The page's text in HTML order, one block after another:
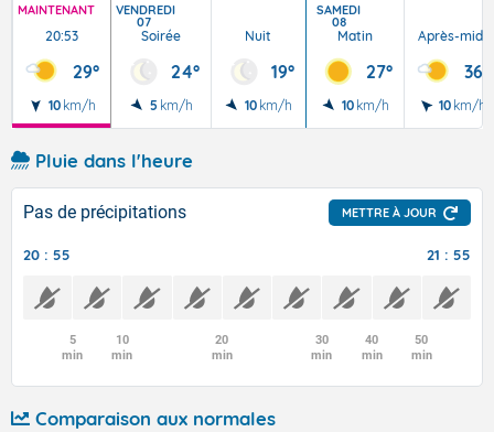
MAINTENANT
20:53
29°
10 km/h
VENDREDI
07
Soirée
24°
5 km/h
Nuit
19°
10 km/h
SAMEDI
08
Matin
27°
10 km/h
Après-midi
36°
10 km/h
Pluie dans l'heure
Pas de précipitations METTRE À JOUR
20 : 55 21 : 55
5
min
10
min
20
min
30
min
40
min
50
min
Comparaison aux normales